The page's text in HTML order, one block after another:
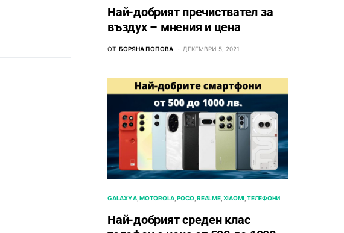
Най-добрият пречиствател за
въздух – мнения и цена
ОТ БОРЯНА ПОПОВА ДЕКЕМВРИ 5, 2021
GALAXY A MOTOROLA POCO REALME XIAOMI ТЕЛЕФОНИ
Най-добрият среден клас